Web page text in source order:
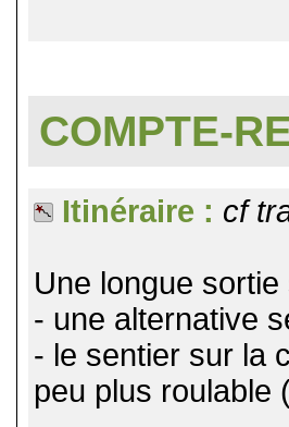
COMPTE-
Itinéraire : cf
Une longue
- une alternative
- le sentier sur la
peu plus roulable